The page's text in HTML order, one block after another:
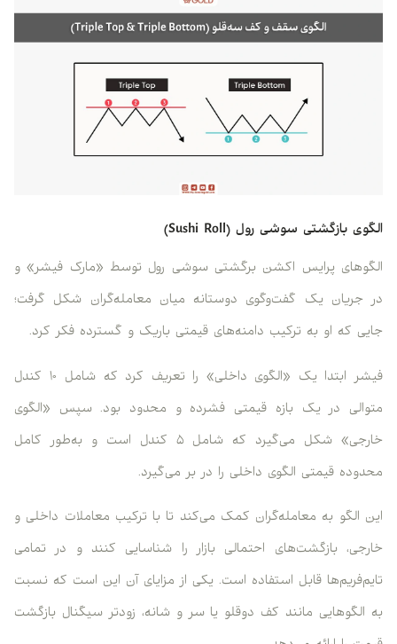
الگوی بازگشتی سوشی رول (Sushi Roll)
الگوهای پرایس اکشن برگشتی سوشی رول توسط «مارک فیشر» و
در جریان یک گفت‌وگوی دوستانه میان معامله‌گران شکل گرفت؛
جایی که او به ترکیب دامنه‌های قیمتی باریک و گسترده فکر کرد.
فیشر ابتدا یک «الگوی داخلی» را تعریف کرد که شامل ۱۰ کندل
متوالی در یک بازه قیمتی فشرده و محدود بود. سپس «الگوی
خارجی» شکل می‌گیرد که شامل ۵ کندل است و به‌طور کامل
محدوده قیمتی الگوی داخلی را در بر می‌گیرد.
این الگو به معامله‌گران کمک می‌کند تا با ترکیب معاملات داخلی و
خارجی، بازگشت‌های احتمالی بازار را شناسایی کنند و در تمامی
تایم‌فریم‌ها قابل استفاده است. یکی از مزایای آن این است که نسبت
به الگوهایی مانند کف دوقلو یا سر و شانه، زودتر سیگنال بازگشت